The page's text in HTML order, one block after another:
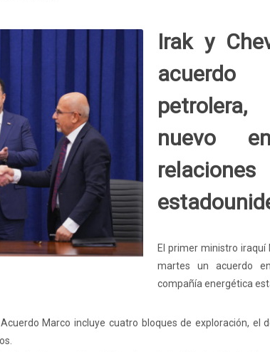
Irak y
acuerdo
nuevo
El primer ministro iraquí
martes un acuerdo
compañía energética
Marco incluye cuatro bloques de exploración, el